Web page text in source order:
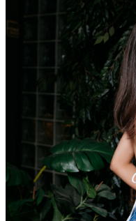
Ссылка на отбор фото